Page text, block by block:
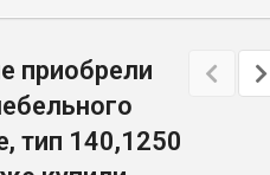
приобрели
тип 140,1250